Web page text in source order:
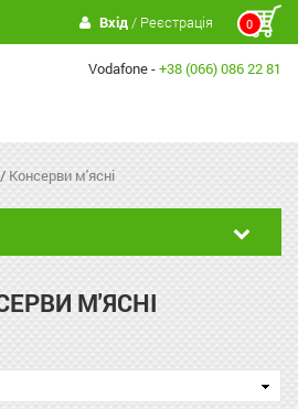
0
Вхід/ Реєстрація
Vodafone -+38 (066) 086 22 81
/ Консерви м'ясні
М'ЯСНІ